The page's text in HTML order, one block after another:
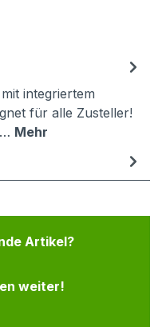
integriertem
für alle Zusteller!
Mehr
Artikel?
weiter!